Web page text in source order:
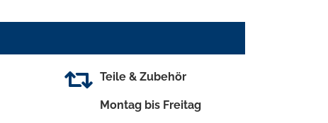
Teile & Zubehör
Montag bis Freitag